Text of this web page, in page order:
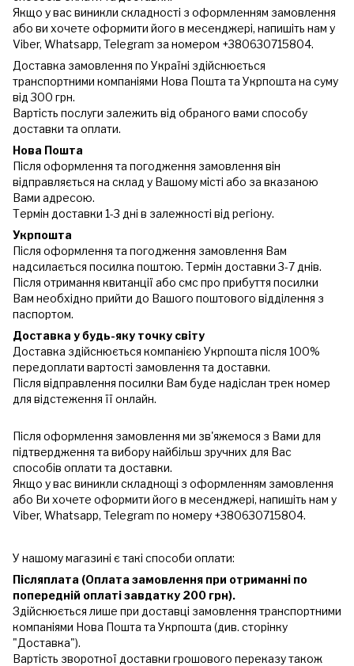
Якщо у вас виникли складності з оформленням замовлення
або ви хочете оформити його в месенджері, напишіть нам у
Viber, Whatsapp, Telegram за номером +380630715804.
Доставка замовлення по Україні здійснюється
транспортними компаніями Нова Пошта та Укрпошта на суму
від 300 грн.
Вартість послуги залежить від обраного вами способу
доставки та оплати.
Нова Пошта
Після оформлення та погодження замовлення він
відправляється на склад у Вашому місті або за вказаною
Вами адресою.
Термін доставки 1-3 дні в залежності від регіону.
Укрпошта
Після оформлення та погодження замовлення Вам
надсилається посилка поштою. Термін доставки 3-7 днів.
Після отримання квитанції або смс про прибуття посилки
Вам необхідно прийти до Вашого поштового відділення з
паспортом.
Доставка у будь-яку точку світу
Доставка здійснюється компанією Укрпошта після 100%
передоплати вартості замовлення та доставки.
Після відправлення посилки Вам буде надіслан трек номер
для відстеження її онлайн.
Після оформлення замовлення ми зв'яжемося з Вами для
підтвердження та вибору найбільш зручних для Вас
способів оплати та доставки.
Якщо у вас виникли складнощі з оформленням замовлення
або Ви хочете оформити його в месенджері, напишіть нам у
Viber, Whatsapp, Telegram по номеру +380630715804.
У нашому магазині є такі способи оплати:
Післяплата (Оплата замовлення при отриманні по
попередній оплаті завдатку 200 грн).
Здійснюється лише при доставці замовлення транспортними
компаніями Нова Пошта та Укрпошта (див. сторінку
"Доставка").
Вартість зворотної доставки грошового переказу також